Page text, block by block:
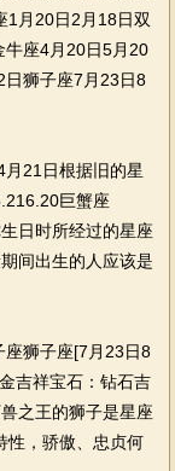
月20日2月18日双
座4月20日5月20
日狮子座7月23日8
21日根据旧的星
巨蟹座
日时所经过的星座
间出生的人应该是
狮子座[7月23日8
吉祥宝石：钻石吉
之王的狮子是星座
性，骄傲、忠贞何